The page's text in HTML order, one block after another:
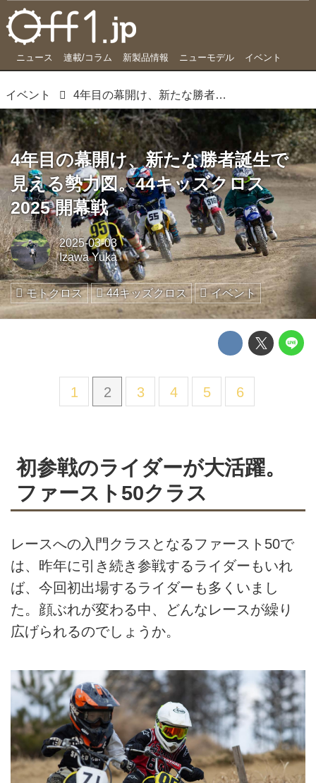
ニュース 連載/コラム 新製品情報 ニューモデル イベント
イベント 4年目の幕開け、新たな勝者誕生で見える勢力図。44キッズクロス 2025 開幕戦
4年目の幕開け、新たな勝者誕生で
見える勢力図。44キッズクロス
2025 開幕戦
2025-03-03
Izawa Yuka
モトクロス 44キッズクロス イベント
1 2 3 4 5 6
初参戦のライダーが大活躍。
ファースト50クラス
レースへの入門クラスとなるファースト50で
は、昨年に引き続き参戦するライダーもいれ
ば、今回初出場するライダーも多くいまし
た。顔ぶれが変わる中、どんなレースが繰り
広げられるのでしょうか。